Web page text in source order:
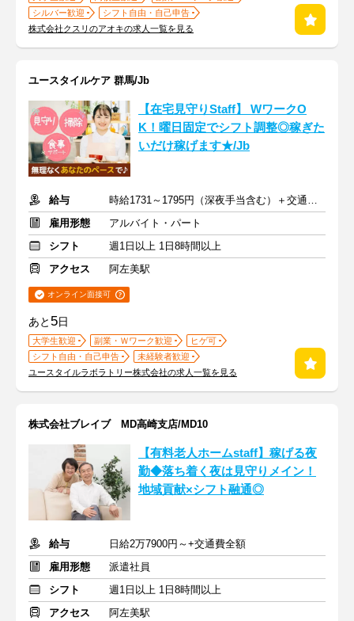
シルバー歓迎
シフト自由・自己申告
株式会社クスリのアオキの求人一覧を見る
ユースタイルケア 群馬/Jb
【在宅見守りStaff】 WワークO
K！曜日固定でシフト調整◎稼ぎた
いだけ稼げます★/Jb
給与
時給1731～1795円（深夜手当含む）＋交通費支給
雇用形態
アルバイト・パート
シフト
週1日以上 1日8時間以上
アクセス
阿左美駅
オンライン面接可
あと 5日
大学生歓迎 副業・Ｗワーク歓迎
ヒゲ可
シフト自由・自己申告
未経験者歓迎
ユースタイルラボラトリー株式会社の求人一覧を見る
株式会社ブレイブ MD高崎支店/MD10
【有料老人ホームstaff】稼げる夜
勤◆落ち着く夜は見守りメイン！
地域貢献×シフト融通◎
給与
日給2万7900円～+交通費全額
雇用形態
派遣社員
シフト
週1日以上 1日8時間以上
アクセス
阿左美駅